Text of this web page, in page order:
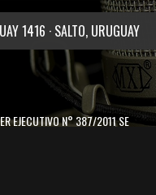
1416 · SALTO, URUGUAY
EJECUTIVO N° 387/2011 SE